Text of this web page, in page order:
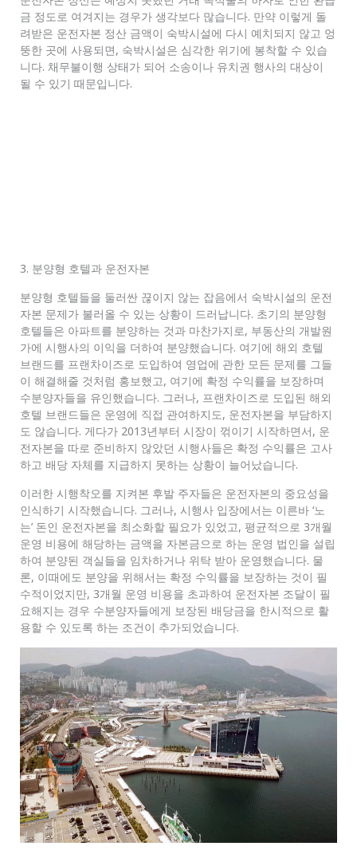
금 정도로 여겨지는 경우가 생각보다 많습니다. 만약 이렇게 돌
려받은 운전자본 정산 금액이 숙박시설에 다시 예치되지 않고 엉
뚱한 곳에 사용되면, 숙박시설은 심각한 위기에 봉착할 수 있습
니다. 채무불이행 상태가 되어 소송이나 유치권 행사의 대상이
될 수 있기 때문입니다.
3. 분양형 호텔과 운전자본
분양형 호텔들을 둘러싼 끊이지 않는 잡음에서 숙박시설의 운전
자본 문제가 불러올 수 있는 상황이 드러납니다. 초기의 분양형
호텔들은 아파트를 분양하는 것과 마찬가지로, 부동산의 개발원
가에 시행사의 이익을 더하여 분양했습니다. 여기에 해외 호텔
브랜드를 프랜차이즈로 도입하여 영업에 관한 모든 문제를 그들
이 해결해줄 것처럼 홍보했고, 여기에 확정 수익률을 보장하며
수분양자들을 유인했습니다. 그러나, 프랜차이즈로 도입된 해외
호텔 브랜드들은 운영에 직접 관여하지도, 운전자본을 부담하지
도 않습니다. 게다가 2013년부터 시장이 꺾이기 시작하면서, 운
전자본을 따로 준비하지 않았던 시행사들은 확정 수익률은 고사
하고 배당 자체를 지급하지 못하는 상황이 늘어났습니다.
이러한 시행착오를 지켜본 후발 주자들은 운전자본의 중요성을
인식하기 시작했습니다. 그러나, 시행사 입장에서는 이른바 ‘노
는’ 돈인 운전자본을 최소화할 필요가 있었고, 평균적으로 3개월
운영 비용에 해당하는 금액을 자본금으로 하는 운영 법인을 설립
하여 분양된 객실들을 임차하거나 위탁 받아 운영했습니다. 물
론, 이때에도 분양을 위해서는 확정 수익률을 보장하는 것이 필
수적이었지만, 3개월 운영 비용을 초과하여 운전자본 조달이 필
요해지는 경우 수분양자들에게 보장된 배당금을 한시적으로 활
용할 수 있도록 하는 조건이 추가되었습니다.